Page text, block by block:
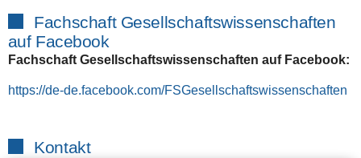
Fachschaft Gesellschaftswissenschaften
auf Facebook
Fachschaft Gesellschaftswissenschaften auf Facebook:
https://de-de.facebook.com/FSGesellschaftswissenschaften
Kontakt